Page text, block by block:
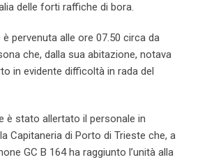
delle forti raffiche di bora.
pervenuta alle ore 07.50 circa da
che, dalla sua abitazione, notava
in evidente difficoltà in rada del
è stato allertato il personale in
Capitaneria di Porto di Trieste che, a
GC B 164 ha raggiunto l’unità alla